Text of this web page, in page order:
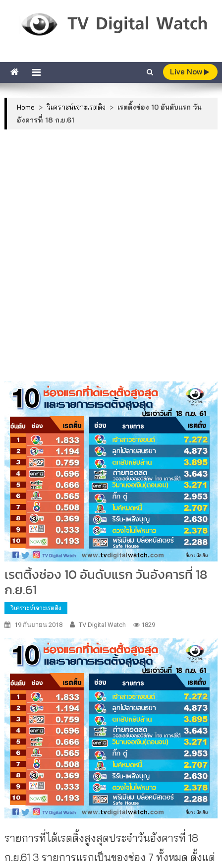
Live Now
Home > วิเคราะห์เจาะเรตติง > เรตติ้งช่อง 10 อันดับแรก วัน
อังคารที่ 18 ก.ย.61
เรตติ้งช่อง 10 อันดับแรก วันอังคารที่ 18
ก.ย.61
วิเคราะห์เจาะเรตติง
19 กันยายน 2018 TV Digital Watch 1829
รายการที่ได้เรตติ้งสูงสุดประจำวันอังคารที่ 18
ก.ย.61 3 รายการแรกเป็นของช่อง 7 ทั้งหมด ตั้งแต่